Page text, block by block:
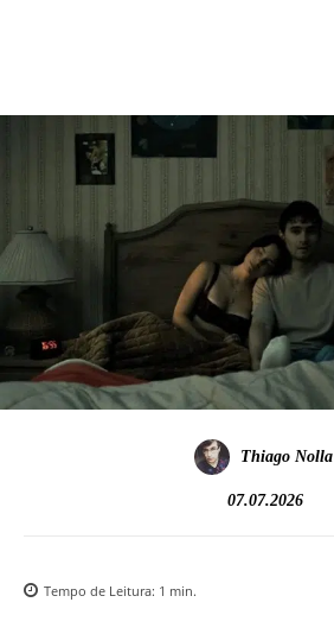
Thiago Nolla
07.07.2026
Tempo de Leitura: 1 min.